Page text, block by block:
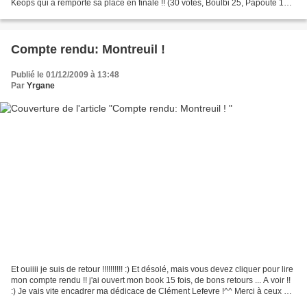
Keops qui a remporté sa place en finale !! (30 votes, Boulbi 25, Papoute 12,
Compte rendu: Montreuil !
Publié le 01/12/2009 à 13:48
Par Yrgane
Et ouiiii je suis de retour !!!!!!!!!! :) Et désolé, mais vous devez cliquer pour lire
mon compte rendu !! j'ai ouvert mon book 15 fois, de bons retours ... A voir !!
:) Je vais vite encadrer ma dédicace de Clément Lefevre !^^ Merci à ceux qui